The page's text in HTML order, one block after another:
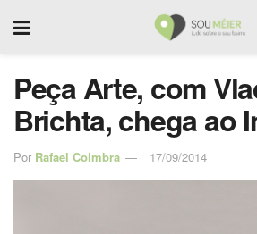
Peça Arte, com
Brichta, chega ao
Por Rafael Coimbra 17/09/2014